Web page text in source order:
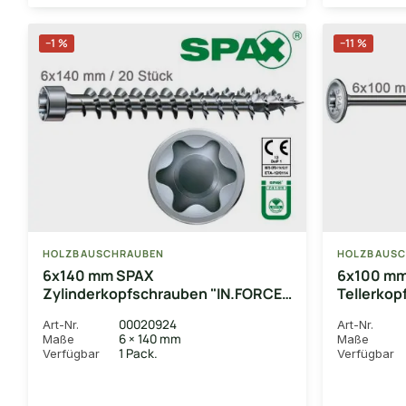
−1 %
HOLZBAUSCHRAUBEN
6x140 mm SPAX
Zylinderkopfschrauben "IN.FORCE",
Vollgewinde, 20 Stk.
Art-Nr. 00020924
Maße 6 × 140 mm
Verfügbar 1 Pack.
−11 %
6x100
mit
Art-Nr.
Maße
Verfügbar